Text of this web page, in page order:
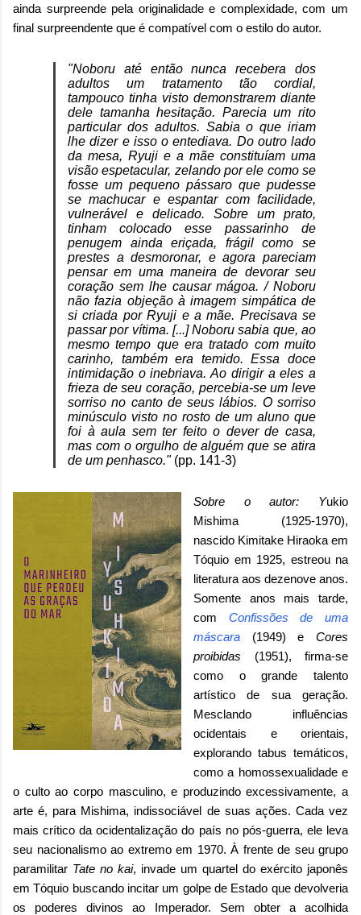
ainda surpreende pela originalidade e complexidade, com um
final surpreendente que é compatível com o estilo do autor.
"Noboru até então nunca recebera dos
adultos um tratamento tão cordial,
tampouco tinha visto demonstrarem diante
dele tamanha hesitação. Parecia um rito
particular dos adultos. Sabia o que iriam
lhe dizer e isso o entediava. Do outro lado
da mesa, Ryuji e a mãe constituíam uma
visão espetacular, zelando por ele como se
fosse um pequeno pássaro que pudesse
se machucar e espantar com facilidade,
vulnerável e delicado. Sobre um prato,
tinham colocado esse passarinho de
penugem ainda eriçada, frágil como se
prestes a desmoronar, e agora pareciam
pensar em uma maneira de devorar seu
coração sem lhe causar mágoa. / Noboru
não fazia objeção à imagem simpática de
si criada por Ryuji e a mãe. Precisava se
passar por vítima. [...] Noboru sabia que, ao
mesmo tempo que era tratado com muito
carinho, também era temido. Essa doce
intimidação o inebriava. Ao dirigir a eles a
frieza de seu coração, percebia-se um leve
sorriso no canto de seus lábios. O sorriso
minúsculo visto no rosto de um aluno que
foi à aula sem ter feito o dever de casa,
mas com o orgulho de alguém que se atira
de um penhasco."(pp. 141-3)
Sobre o autor: Yukio
Mishima (1925-1970),
nascido Kimitake Hiraoka em
Tóquio em 1925, estreou na
literatura aos dezenove anos.
Somente anos mais tarde,
com Confissões de uma
máscara (1949) e Cores
proibidas (1951), firma-se
como o grande talento
artístico de sua geração.
Mesclando influências
ocidentais e orientais,
explorando tabus temáticos,
como a homossexualidade e
o culto ao corpo masculino, e produzindo excessivamente, a
arte é, para Mishima, indissociável de suas ações. Cada vez
mais crítico da ocidentalização do país no pós-guerra, ele leva
seu nacionalismo ao extremo em 1970. À frente de seu grupo
paramilitar Tate no kai, invade um quartel do exército japonês
em Tóquio buscando incitar um golpe de Estado que devolveria
os poderes divinos ao Imperador. Sem obter a acolhida